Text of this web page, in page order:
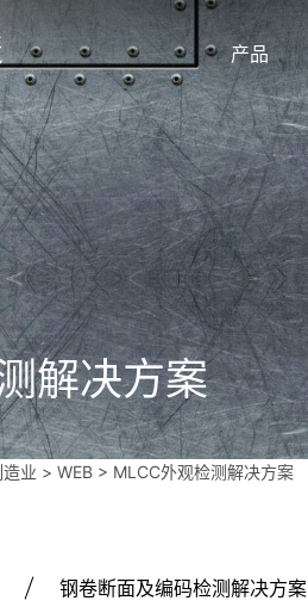
产品
解决方案
业 >WEB > MLCC外观检测解决方案
钢卷断面及编码检测解决方案